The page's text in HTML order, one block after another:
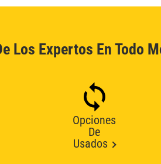
Los Expertos En Todo
Opciones
De
Usados